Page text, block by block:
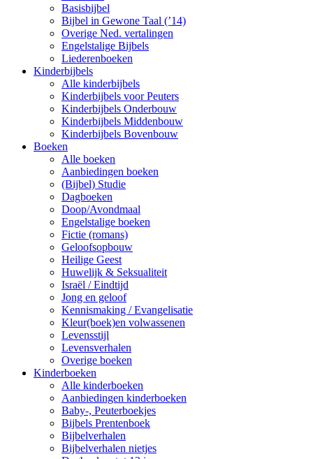
Basisbijbel
Bijbel in Gewone Taal (’14)
Overige Ned. vertalingen
Engelstalige Bijbels
Liederenboeken
Kinderbijbels
Alle kinderbijbels
Kinderbijbels voor Peuters
Kinderbijbels Onderbouw
Kinderbijbels Middenbouw
Kinderbijbels Bovenbouw
Boeken
Alle boeken
Aanbiedingen boeken
(Bijbel) Studie
Dagboeken
Doop/Avondmaal
Engelstalige boeken
Fictie (romans)
Geloofsopbouw
Heilige Geest
Huwelijk & Seksualiteit
Israël / Eindtijd
Jong en geloof
Kennismaking / Evangelisatie
Kleur(boek)en volwassenen
Levensstijl
Levensverhalen
Overige boeken
Kinderboeken
Alle kinderboeken
Aanbiedingen kinderboeken
Baby-, Peuterboekjes
Bijbels Prentenboek
Bijbelverhalen
Bijbelverhalen nietjes